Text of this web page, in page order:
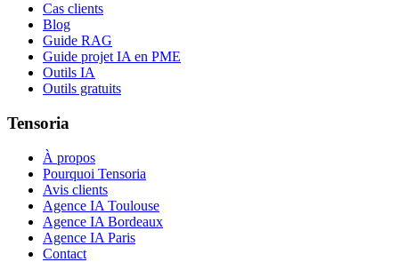
Cas clients
Blog
Guide RAG
Guide projet IA en PME
Outils IA
Outils gratuits
Tensoria
À propos
Pourquoi Tensoria
Avis clients
Agence IA Toulouse
Agence IA Bordeaux
Agence IA Paris
Contact